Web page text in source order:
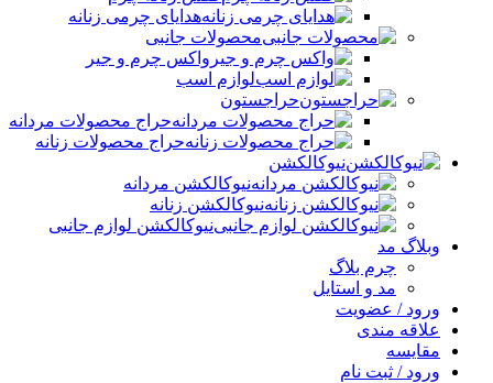
هدایای چرمی زنانه
محصولات جانبی
واکس چرم و جیر
لوازم اسب
حراجستون
حراج محصولات مردانه
حراج محصولات زنانه
نیوکالکشن
نیوکالکشن مردانه
نیوکالکشن زنانه
نیوکالکشن لوازم جانبی
وبلاگ مد
چرم بلاگ
مد و استایل
ورود / عضویت
علاقه مندی
مقایسه
ورود / ثبت نام